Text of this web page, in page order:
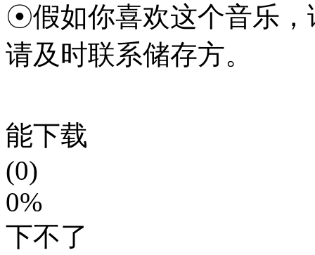
☉假如你喜欢这个音乐，
请及时联系储存方。
能下载
(0)
0%
下不了